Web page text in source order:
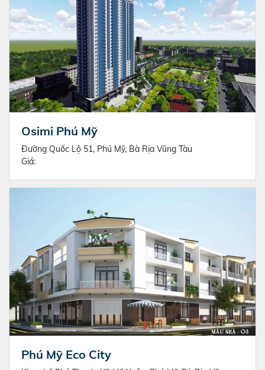
Osimi Phú Mỹ
Đường Quốc Lộ 51, Phú Mỹ, Bà Rịa Vũng Tàu
Giá:
Phú Mỹ Eco City